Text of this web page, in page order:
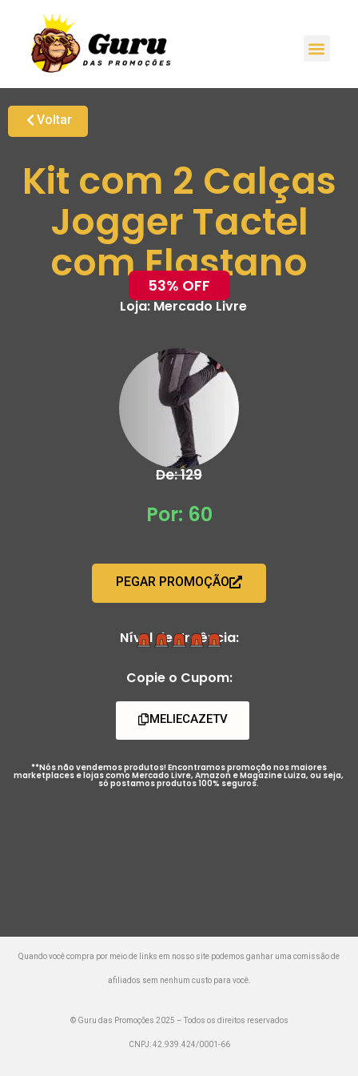
Voltar
Kit com 2 Calças
Jogger Tactel
com Elastano
53% OFF
Loja:Mercado Livre
De: 129
Por: 60
PEGAR PROMOÇÃO
Nível de Urgência:
Copie o Cupom:
MELIECAZETV
**Nós não vendemos produtos! Encontramos promoção nos maiores
marketplaces e lojas como Mercado Livre, Amazon e Magazine Luiza, ou seja,
só postamos produtos 100% seguros.
Quando você compra por meio de links em nosso site podemos ganhar uma comissão de
afiliados sem nenhum custo para você.
© Guru das Promoções 2025 – Todos os direitos reservados
CNPJ: 42.939.424/0001-66